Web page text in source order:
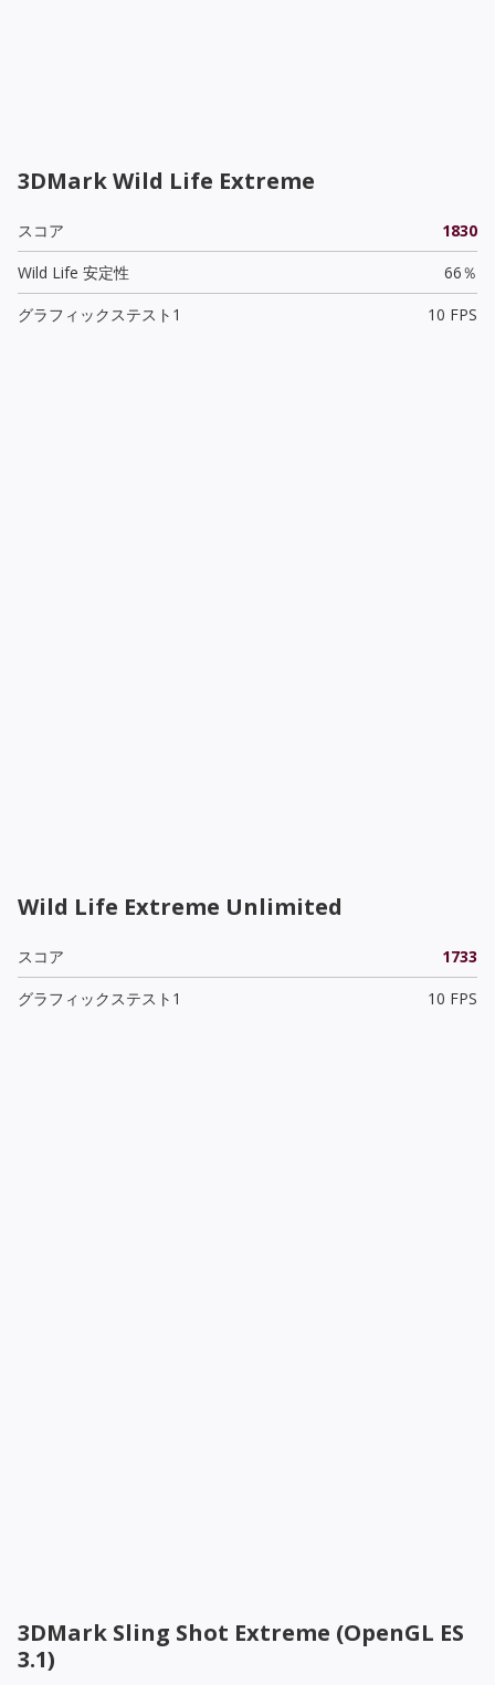
3DMark Wild Life Extreme
スコア
1830
Wild Life 安定性
66％
グラフィックステスト1
10 FPS
Wild Life Extreme Unlimited
スコア
1733
グラフィックステスト1
10 FPS
3DMark Sling Shot Extreme (OpenGL ES
3.1)